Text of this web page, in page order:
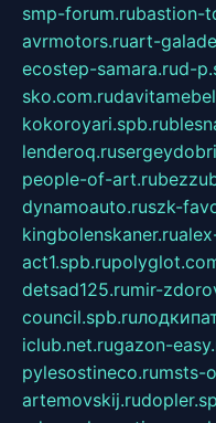
smp-forum.rubastion-
avrmotors.ruart-
ecostep-samara.rud-
sko.com.ru
kokoroyari.spb.ru
lenderoq.ru
people-of-art.ru
dynamoauto.ruszk-
kingbolenskaner.ru
act1.spb.ru
detsad125.rumir-
council.spb.ru
iclub.net.rugazon-
pylesostineco.rumsts-
artemovskij.ru